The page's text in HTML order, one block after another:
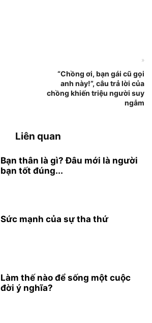
»
“Chồng ơi, bạn gái cũ gọi
anh này!”, câu trả lời của
chồng khiến triệu người suy
ngẫm
Liên quan
Bạn thân là gì? Đâu mới là người
bạn tốt đúng...
Sức mạnh của sự tha thứ
Làm thế nào để sống một cuộc
đời ý nghĩa?